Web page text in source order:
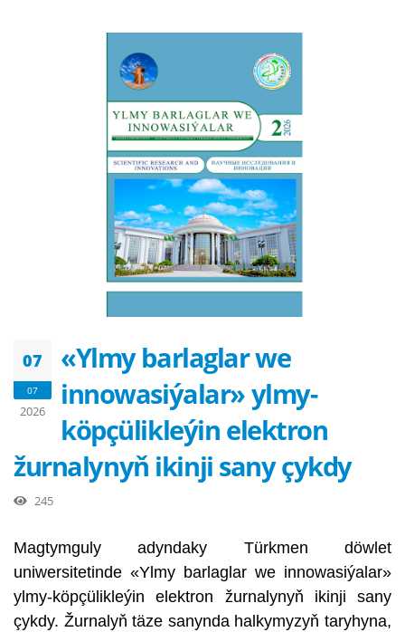
07
07
2026
«Ylmy barlaglar we
innowasiýalar» ylmy-
köpçülikleýin elektron
žurnalynyň ikinji sany çykdy
245
Magtymguly adyndaky Türkmen döwlet
uniwersitetinde «Ylmy barlaglar we innowasiýalar»
ylmy-köpçülikleýin elektron žurnalynyň ikinji sany
çykdy. Žurnalyň täze sanynda halkymyzyň taryhyna,